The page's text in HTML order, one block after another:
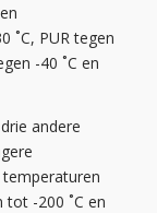
˚C, PUR tegen
-40 ˚C en
andere
tot -200 ˚C en